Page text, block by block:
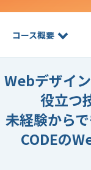
コース概要
Webデザイ
役立つ
未経験から
CODEの